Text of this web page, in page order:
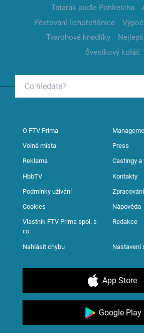
Tatarák podle Pohlreicha
Pěstování lichořeřišnice
Tvarohové knedlíky
Švestkový koláč
O FTV Prima
Volná místa Press
Reklama Castingy a
HbbTV Kontakty
Podmínky užívání
Cookies Nápověda
Vlastník FTV Prima spol. s
r.o.
Redakce
Nahlásit chybu Nastavení
App Store
Google Play